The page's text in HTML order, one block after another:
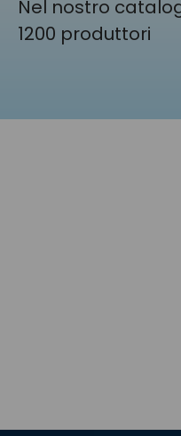
Nel nostro
1200 produttori